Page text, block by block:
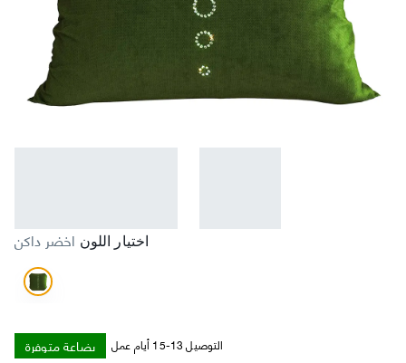
اختيار اللون اخضر داكن
بضاعة متوفرة التوصيل 13-15 أيام عمل